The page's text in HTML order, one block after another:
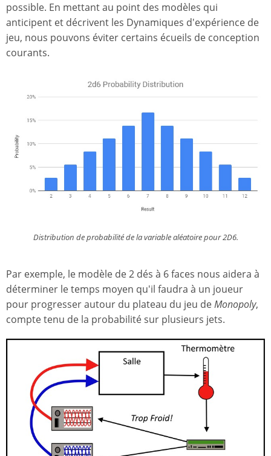
possible. En mettant au point des modèles qui
anticipent et décrivent les Dynamiques d'expérience de
jeu, nous pouvons éviter certains écueils de conception
courants.
Distribution de probabilité de la variable aléatoire pour 2D6.
Par exemple, le modèle de 2 dés à 6 faces nous aidera à
déterminer le temps moyen qu'il faudra à un joueur
pour progresser autour du plateau du jeu deMonopoly,
compte tenu de la probabilité sur plusieurs jets.